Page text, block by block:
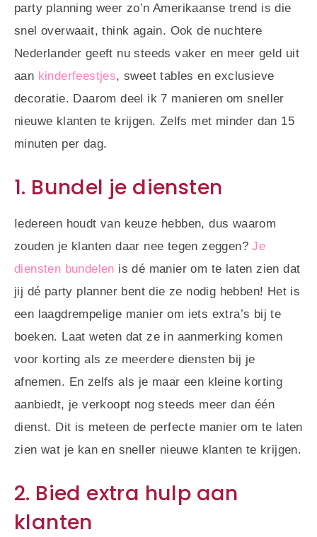
party planning weer zo’n Amerikaanse trend is die
snel overwaait, think again. Ook de nuchtere
Nederlander geeft nu steeds vaker en meer geld uit
aan kinderfeestjes, sweet tables en exclusieve
decoratie. Daarom deel ik 7 manieren om sneller
nieuwe klanten te krijgen. Zelfs met minder dan 15
minuten per dag.
1. Bundel je diensten
Iedereen houdt van keuze hebben, dus waarom
zouden je klanten daar nee tegen zeggen?Je
diensten bundelen is dé manier om te laten zien dat
jij dé party planner bent die ze nodig hebben! Het is
een laagdrempelige manier om iets extra’s bij te
boeken. Laat weten dat ze in aanmerking komen
voor korting als ze meerdere diensten bij je
afnemen. En zelfs als je maar een kleine korting
aanbiedt, je verkoopt nog steeds meer dan één
dienst. Dit is meteen de perfecte manier om te laten
zien wat je kan en sneller nieuwe klanten te krijgen.
2. Bied extra hulp aan
klanten